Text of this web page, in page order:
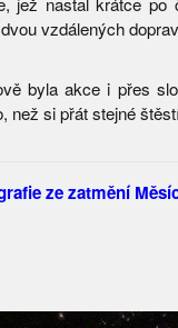
vzdálených
byla akce i přes
než si přát stejné
ze zatmění